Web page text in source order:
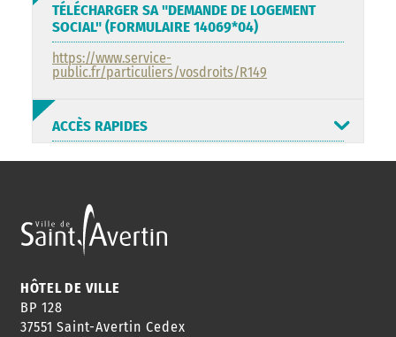
TÉLÉCHARGER SA "DEMANDE DE LOGEMENT
SOCIAL" (FORMULAIRE 14069*04)
https://www.service-
public.fr/particuliers/vosdroits/R149
ACCÈS RAPIDES
ANNUAIRE
HORAIRES
HÔTEL DE VILLE
BP 128
37551 Saint-Avertin Cedex